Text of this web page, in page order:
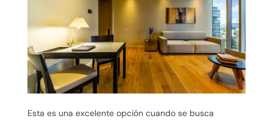
Esta es una excelente opción cuando se busca